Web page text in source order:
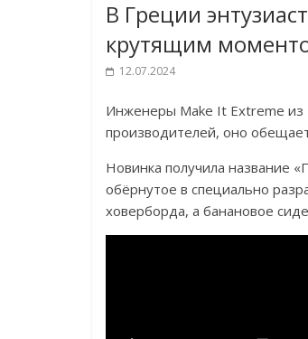
В Греции
крутящим
12.07.2024
Инженеры Make It Extreme из
производителей, оно
Новинка получила название
обёрнутое в специально
ховерборда, а банановое